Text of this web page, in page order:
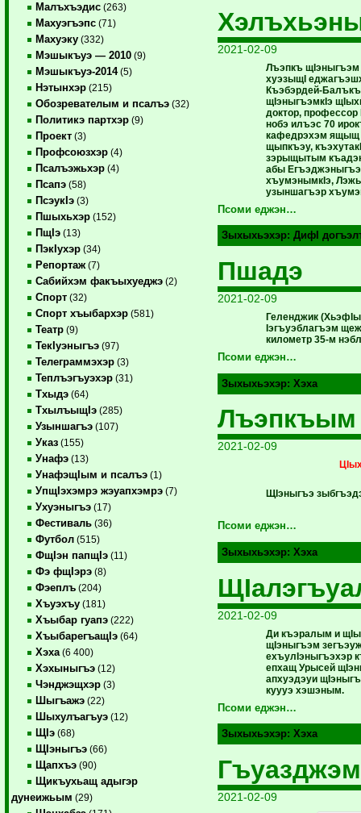
Малъхъэдис (263)
Махуэгъэпс (71)
Махуэку (332)
Мэшыкъуэ — 2010 (9)
Мэшыкъуэ-2014(5)
Нэтынхэр (215)
Обозревателым и псалъэ (32)
Политикэ партхэр (9)
Проект (3)
Профсоюзхэр (4)
Псалъэжьхэр (4)
Псапэ (58)
ПсэукIэ (3)
Пшыхьхэр (152)
ПщIэ (13)
ПэкIухэр (34)
Репортаж (7)
Сабийхэм факъыхуеджэ (2)
Спорт (32)
Спорт хъыбархэр (581)
Театр (9)
ТекIуэныгъэ (97)
Телеграммэхэр (3)
Теплъэгъуэхэр (31)
Тхыдэ (64)
ТхылъыщIэ (285)
Узыншагъэ (107)
Указ (155)
Унафэ (13)
УнафэщIым и псалъэ (1)
УпщIэхэмрэ жэуапхэмрэ (7)
Ухуэныгъэ (17)
Фестиваль (36)
Футбол (515)
ФщIэн папщIэ (11)
Фэ фщIэрэ (8)
Фэеплъ (204)
Хъуэхъу (181)
Хъыбар гуапэ (222)
ХъыбарегъащIэ (64)
Хэха (6 400)
Хэхыныгъэ (12)
Чэнджэщхэр (3)
Шыгъажэ (22)
Шыхулъагъуэ (12)
ЩIэ (68)
ЩIэныгъэ (66)
Щапхъэ (90)
Щикъухьащ адыгэр
дунеижьым (29)
2021-02-09
Лъэпкъ
хуэзыщI
Къэбэрдей-
щIэныгъэмкIэ
доктор,
нобэ илъэс 70
кафедрэхэм ящыщ
щыпкъэу,
зэрыщытым
абы
хъумэнымкIэ,
узыншагъэр
Псоми еджэн…
Зыхыхьэхэр: ДифI
Пшадэ
2021-02-09
Геленджик
Iэгъуэблагъэм
километр 35-м
Псоми еджэн…
Зыхыхьэхэр: Хэха
2021-02-09
ЩIэныгъэ
Псоми еджэн…
Зыхыхьэхэр: Хэха
2021-02-09
Ди къэралым и
щIэныгъэм
ехъулIэныгъэхэр
епхащ Урысей
апхуэдэуи
куууэ хэшэным.
Псоми еджэн…
Зыхыхьэхэр: Хэха
2021-02-09